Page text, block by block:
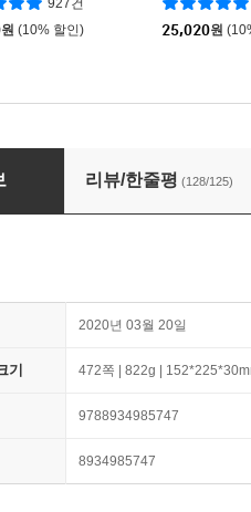
927건
원 (10% 할인) 25,020원
리뷰/한줄평 (128/125)
2020년 03월 20일
기 472쪽 | 822g |
9788934985747
8934985747